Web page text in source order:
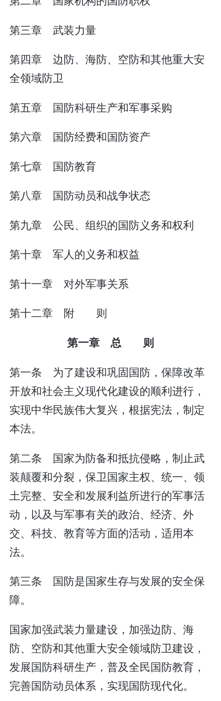
第三章 武装力量
第四章 边防、海防、空防和其他重大安
全领域防卫
第五章 国防科研生产和军事采购
第六章 国防经费和国防资产
第七章 国防教育
第八章 国防动员和战争状态
第九章 公民、组织的国防义务和权利
第十章 军人的义务和权益
第十一章 对外军事关系
第十二章 附 则
第一章 总 则
第一条 为了建设和巩固国防，保障改革
开放和社会主义现代化建设的顺利进行，
实现中华民族伟大复兴，根据宪法，制定
本法。
第二条 国家为防备和抵抗侵略，制止武
装颠覆和分裂，保卫国家主权、统一、领
土完整、安全和发展利益所进行的军事活
动，以及与军事有关的政治、经济、外
交、科技、教育等方面的活动，适用本
法。
第三条 国防是国家生存与发展的安全保
障。
国家加强武装力量建设，加强边防、海
防、空防和其他重大安全领域防卫建设，
发展国防科研生产，普及全民国防教育，
完善国防动员体系，实现国防现代化。